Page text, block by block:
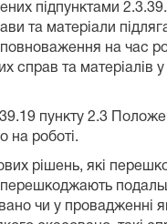
підпунктами
та матеріали
на час
справ та матеріалів
пункту 2.3
на роботі.
рішень, які
чи у провадженні